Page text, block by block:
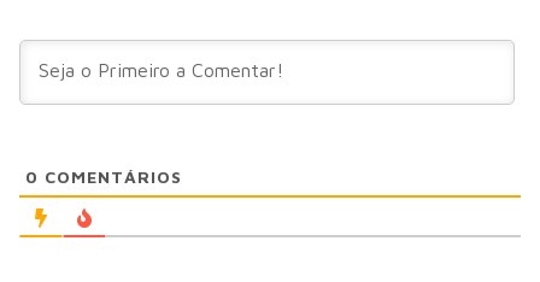
0 COMENTÁRIOS